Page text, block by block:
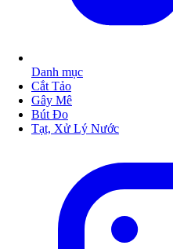
Danh mục
Cắt Tảo
Gây Mê
Bút Đo
Tạt, Xử Lý Nước